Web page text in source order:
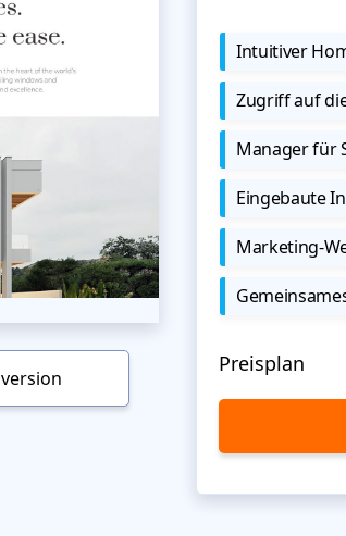
Intuitiver
Zugriff auf
Manager für
Eingebaute
Marketing-
Preisplan